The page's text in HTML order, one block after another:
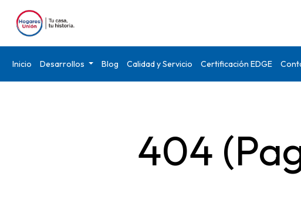
Inicio Desarrollos Blog Calidad y Servicio Certificación EDGE
404